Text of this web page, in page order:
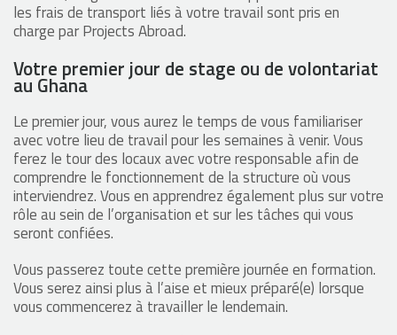
les frais de transport liés à votre travail sont pris en
charge par Projects Abroad.
Votre premier jour de stage ou de volontariat
au Ghana
Le premier jour, vous aurez le temps de vous familiariser
avec votre lieu de travail pour les semaines à venir. Vous
ferez le tour des locaux avec votre responsable afin de
comprendre le fonctionnement de la structure où vous
interviendrez. Vous en apprendrez également plus sur votre
rôle au sein de l’organisation et sur les tâches qui vous
seront confiées.
Vous passerez toute cette première journée en formation.
Vous serez ainsi plus à l’aise et mieux préparé(e) lorsque
vous commencerez à travailler le lendemain.